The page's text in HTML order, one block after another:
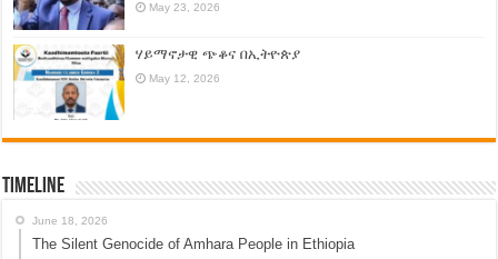
May 23, 2026
ሃይማኖታዊ ጭቆና በኢትዮጵያ
May 12, 2026
Timeline
June 18, 2026
The Silent Genocide of Amhara People in Ethiopia